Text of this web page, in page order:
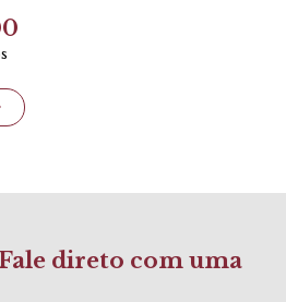
direto com uma